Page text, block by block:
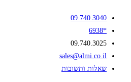
09.740.3040
*6938
09.740.3025
sales@almi.co.il
שאלות ותשובות